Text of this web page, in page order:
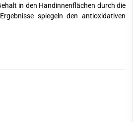
in den Handinnenflächen durch die
spiegeln den antioxidativen